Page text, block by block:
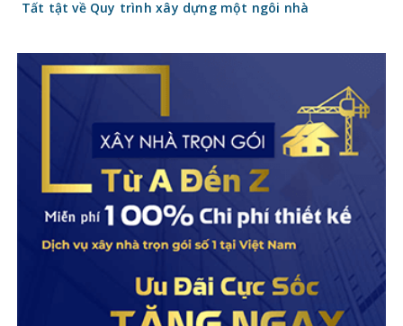
Tất tật về Quy trình xây dựng một ngôi nhà